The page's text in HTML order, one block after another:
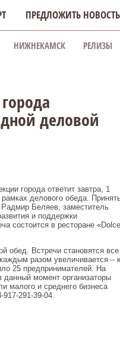
ПРЕДЛОЖИТЬ НОВОСТЬ
НИЖНЕКАМСК РЕЛИЗЫ
деловой
города ответит завтра, 1
делового обеда.
Радмир Беляев, заместитель
и поддержки
состоится в ресторане «Dolce
обед. Встречи становятся все
разом увеличивается – к
25 предпринимателей. На
данный момент организаторы
малого и среднего бизнеса
291-39-04.